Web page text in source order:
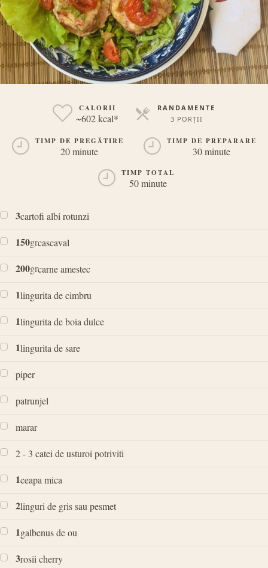
CALORII
~602 kcal*
RANDAMENTE
3 PORȚII
TIMP DE PREGĂTIRE
20 minute
TIMP DE PREPARARE
30 minute
TIMP TOTAL
50 minute
3cartofi albi rotunzi
150grcascaval
200grcarne amestec
1lingurita de cimbru
1lingurita de boia dulce
1lingurita de sare
piper
patrunjel
marar
2 - 3 catei de usturoi potriviti
1ceapa mica
2linguri de gris sau pesmet
1galbenus de ou
3rosii cherry